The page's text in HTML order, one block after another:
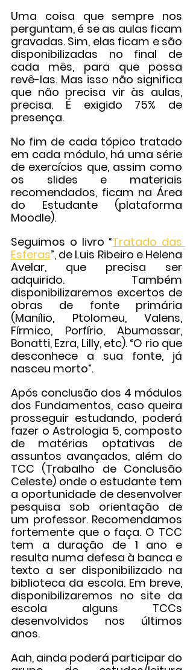
Uma coisa que sempre nos
perguntam, é se as aulas ficam
gravadas. Sim, elas ficam e são
disponibilizadas no final de
cada mês, para que possa
revê-las. Mas isso não significa
que não precisa vir às aulas,
precisa. É exigido 75% de
presença.
No fim de cada tópico tratado
em cada módulo, há uma série
de exercícios que, assim como
os slides e materiais
recomendados, ficam na Área
do Estudante (plataforma
Moodle).
Seguimos o livro “Tratado das
Esferas”, de Luis Ribeiro e Helena
Avelar, que precisa ser
adquirido. Também
disponibilizaremos excertos de
obras de fonte primária
(Manílio, Ptolomeu, Valens,
Fírmico, Porfírio, Abumassar,
Bonatti, Ezra, Lilly, etc). “O rio que
desconhece a sua fonte, já
nasceu morto”.
Após conclusão dos 4 módulos
dos Fundamentos, caso queira
prosseguir estudando, poderá
fazer o Astrologia 5, composto
de matérias optativas de
assuntos avançados, além do
TCC (Trabalho de Conclusão
Celeste) onde o estudante tem
a oportunidade de desenvolver
pesquisa sob orientação de
um professor. Recomendamos
fortemente que o faça. O TCC
tem a duração de 1 ano e
resulta numa defesa à banca e
texto a ser disponibilizado na
biblioteca da escola. Em breve,
disponibilizaremos no site da
escola alguns TCCs
desenvolvidos nos últimos
anos.
Aah, ainda poderá participar do